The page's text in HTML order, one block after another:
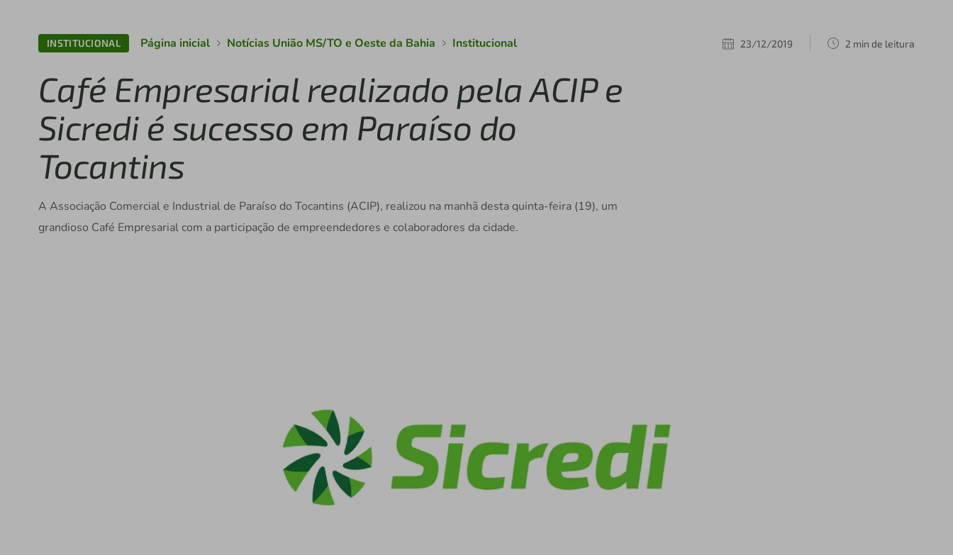
INSTITUCIONAL Página inicial Notícias União MS/TO e Oeste da Bahia Institucional 23/12/2019 2 min de leitura
Café Empresarial realizado pela ACIP e
Sicredi é sucesso em Paraíso do
Tocantins
A Associação Comercial e Industrial de Paraíso do Tocantins (ACIP), realizou na manhã desta quinta-feira (19), um
grandioso Café Empresarial com a participação de empreendedores e colaboradores da cidade.